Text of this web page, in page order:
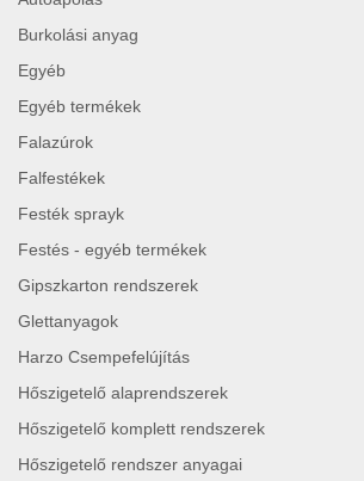
Burkolási anyag
Egyéb
Egyéb termékek
Falazúrok
Falfestékek
Festék sprayk
Festés - egyéb termékek
Gipszkarton rendszerek
Glettanyagok
Harzo Csempefelújítás
Hőszigetelő alaprendszerek
Hőszigetelő komplett rendszerek
Hőszigetelő rendszer anyagai